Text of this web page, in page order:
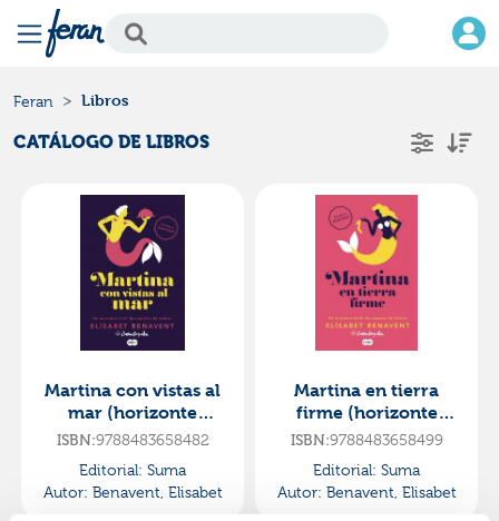
Feran Libros
CATÁLOGO DE LIBROS
Martina con vistas al
mar (horizonte
martina 1)
ISBN:9788483658482
Editorial: Suma
Autor: Benavent, Elisabet
Martina en tierra
firme (horizonte
martina 2)
ISBN:9788483658499
Editorial: Suma
Autor: Benavent, Elisabet